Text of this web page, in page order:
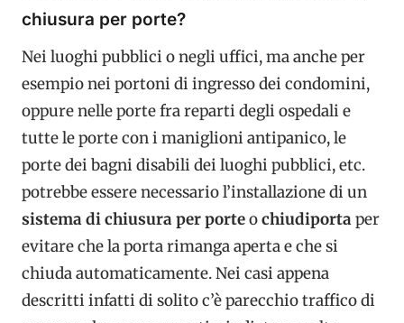
chiusura per porte?
Nei luoghi pubblici o negli uffici, ma anche per
esempio nei portoni di ingresso dei condomini,
oppure nelle porte fra reparti degli ospedali e
tutte le porte con i maniglioni antipanico, le
porte dei bagni disabili dei luoghi pubblici, etc.
potrebbe essere necessario l’installazione di un
sistema di chiusura per porteochiudiportaper
evitare che la porta rimanga aperta e che si
chiuda automaticamente. Nei casi appena
descritti infatti di solito c’è parecchio traffico di